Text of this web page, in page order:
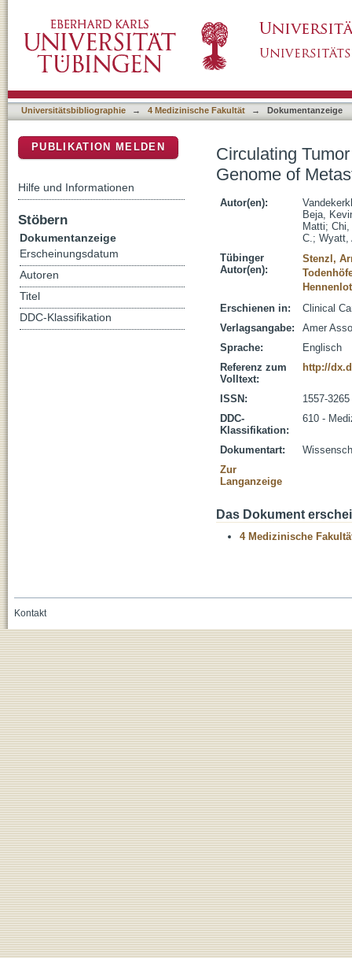
Cancer
Universitätsbibliographie → 4 Medizinische Fakultät → Dokumentanzeige
Circulating
Genome of
Autor(en):
Beja,
Matti;
C.; Wyatt,
Tübinger
Autor(en):
Stenzl,
Erschienen in:
Clinical
Verlagsangabe:
Amer
Sprache:
Englisch
Referenz zum
Volltext:
http://
ISSN:
1557-3265
DDC-
Klassifikation:
610 -
Dokumentart:
Zur
Langanzeige
Das Dokument
4 Medizinische
PUBLIKATION MELDEN
Hilfe und Informationen
Stöbern
Dokumentanzeige
Erscheinungsdatum
Autoren
Titel
DDC-Klassifikation
Kontakt